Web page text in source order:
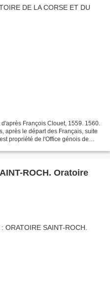
François Clouet, 1559. 1560.
après le départ des Français, suite
propriété de l'Office génois de
Oratoire